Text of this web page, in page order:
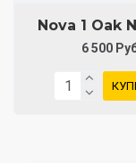
Nova 1 Oak
6 500